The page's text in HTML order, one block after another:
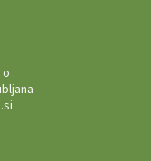
.